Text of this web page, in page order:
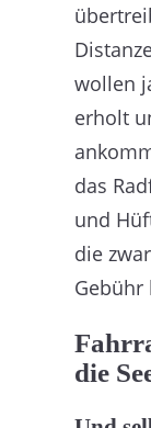
wollen
erholt
das
und
die
Gebühr
die